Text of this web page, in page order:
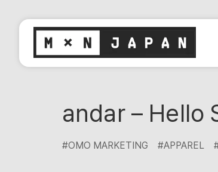
andar – Hello
#OMO MARKETING #APPAREL